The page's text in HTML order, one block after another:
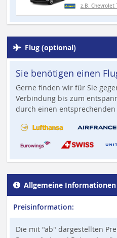
z.B. Chevrolet
Flug (optional)
Sie benötigen einen
Gerne finden wir für Sie
Verbindung bis zum
durch einen
Allgemeine Informationen
Preisinformation:
Die mit "ab" dargestellten